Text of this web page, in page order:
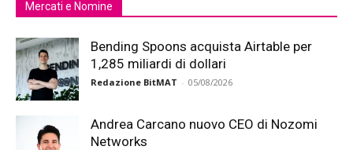
Mercati e Nomine
Bending Spoons acquista Airtable per
1,285 miliardi di dollari
Redazione BitMAT - 05/08/2026
Andrea Carcano nuovo CEO di Nozomi
Networks